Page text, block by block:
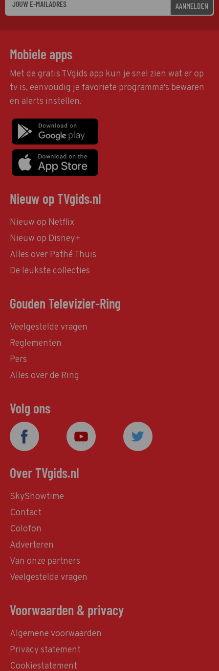
AANMELDEN
Mobiele apps
Met de gratis TVgids app kun je snel zien wat er op
tv is, eenvoudig je favoriete programma's bewaren
en alerts instellen.
Nieuw op TVgids.nl
Nieuw op Netflix
Nieuw op Disney+
Alles over Pathé Thuis
De leukste collecties
Gouden Televizier-Ring
Veelgestelde vragen
Reglementen
Pers
Alles over de Ring
Volg ons
Over TVgids.nl
SkyShowtime
Contact
Colofon
Adverteren
Van onze partners
Veelgestelde vragen
Voorwaarden & privacy
Algemene voorwaarden
Privacy statement
Cookiestatement